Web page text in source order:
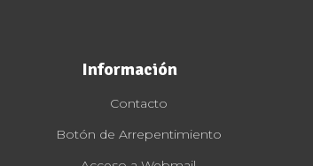
Información
Contacto
Botón de Arrepentimiento